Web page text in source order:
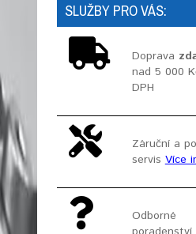
SLUŽBY PRO VÁS:
Doprava
nad 5 000
DPH
Záruční a
servisVíce
Odborné